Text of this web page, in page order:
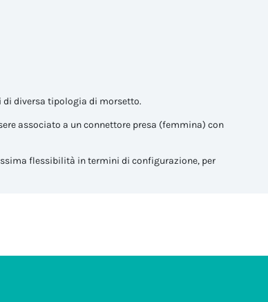
diversa tipologia di morsetto.
associato a un connettore presa (femmina) con
flessibilità in termini di configurazione, per